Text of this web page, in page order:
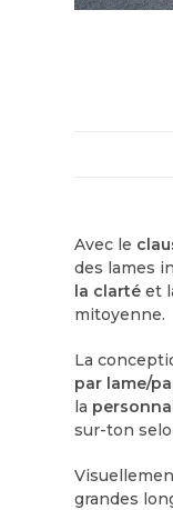
Avec le
des lames
la clarté et
mitoyenne.
La
par lame/
la
sur-ton
grandes